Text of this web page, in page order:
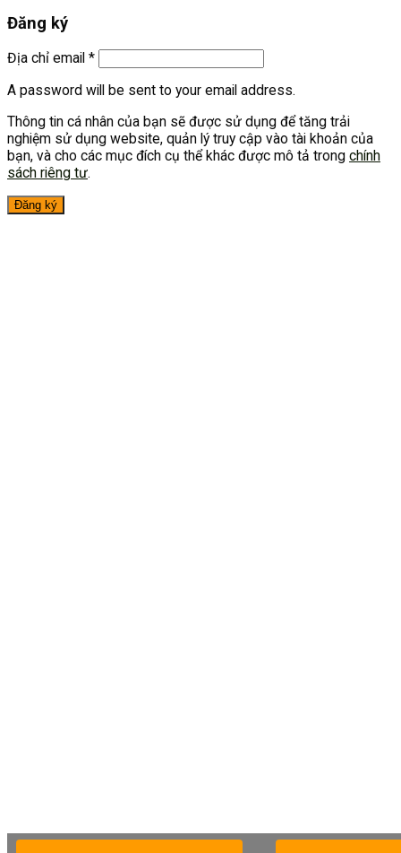
Đăng ký
Địa chỉ email *
A password will be sent to your email address.
Thông tin cá nhân của bạn sẽ được sử dụng để tăng trải
nghiệm sử dụng website, quản lý truy cập vào tài khoản của
bạn, và cho các mục đích cụ thể khác được mô tả trong chính
sách riêng tư.
Đăng ký